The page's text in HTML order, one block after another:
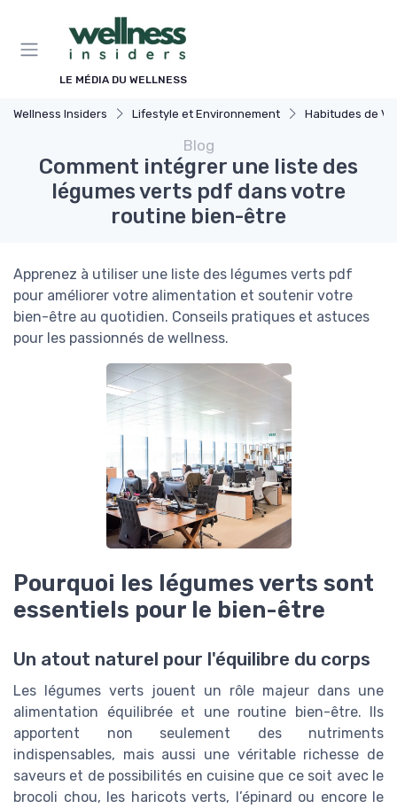
LE MÉDIA DU WELLNESS
Wellness Insiders Lifestyle et Environnement Habitudes de
Blog
Comment intégrer une liste des
légumes verts pdf dans votre
routine bien-être
Apprenez à utiliser une liste des légumes verts pdf
pour améliorer votre alimentation et soutenir votre
bien-être au quotidien. Conseils pratiques et astuces
pour les passionnés de wellness.
Pourquoi les légumes verts sont
essentiels pour le bien-être
Un atout naturel pour l'équilibre du corps
Les légumes verts jouent un rôle majeur dans une
alimentation équilibrée et une routine bien-être. Ils
apportent non seulement des nutriments
indispensables, mais aussi une véritable richesse de
saveurs et de possibilités en cuisine que ce soit avec le
brocoli chou, les haricots verts, l’épinard ou encore le